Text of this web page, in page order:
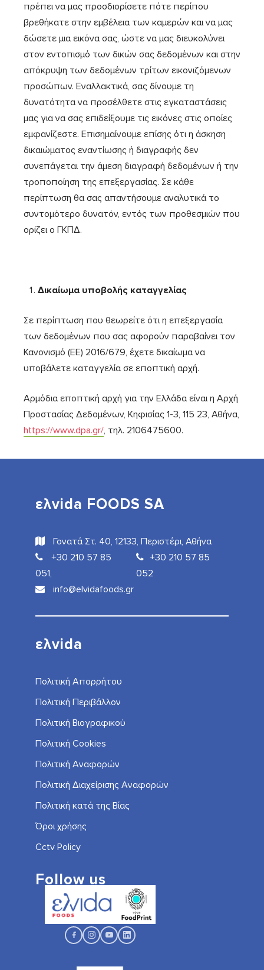
πρέπει να μας προσδιορίσετε πότε περίπου
βρεθήκατε στην εμβέλεια των καμερών και να μας
δώσετε μια εικόνα σας, ώστε να μας διευκολύνει
στον εντοπισμό των δικών σας δεδομένων και στην
απόκρυψη των δεδομένων τρίτων εικονιζόμενων
προσώπων. Εναλλακτικά, σας δίνουμε τη
δυνατότητα να προσέλθετε στις εγκαταστάσεις
μας για να σας επιδείξουμε τις εικόνες στις οποίες
εμφανίζεστε. Επισημαίνουμε επίσης ότι η άσκηση
δικαιώματος εναντίωσης ή διαγραφής δεν
συνεπάγεται την άμεση διαγραφή δεδομένων ή την
τροποποίηση της επεξεργασίας. Σε κάθε
περίπτωση θα σας απαντήσουμε αναλυτικά το
συντομότερο δυνατόν, εντός των προθεσμιών που
ορίζει ο ΓΚΠΔ.
Δικαίωμα υποβολής καταγγελίας
Σε περίπτωση που θεωρείτε ότι η επεξεργασία
των δεδομένων που σας αφορούν παραβαίνει τον
Κανονισμό (ΕΕ) 2016/679, έχετε δικαίωμα να
υποβάλετε καταγγελία σε εποπτική αρχή.
Αρμόδια εποπτική αρχή για την Ελλάδα είναι η Αρχή
Προστασίας Δεδομένων, Κηφισίας 1-3, 115 23, Αθήνα,
https://www.dpa.gr/, τηλ. 2106475600.
ελvida FOODS SA
Γονατά Στ. 40, 12133, Περιστέρι, Αθήνα
+30 210 57 85
051,
+30 210 57 85
052
info@elvidafoods.gr
ελvida
Πολιτική Απορρήτου
Πολιτική Περιβάλλον
Πολιτική Βιογραφικού
Πολιτική Cookies
Πολιτική Αναφορών
Πολιτική Διαχείρισης Αναφορών
Πολιτική κατά της Βίας
Όροι χρήσης
Cctv Policy
Follow us